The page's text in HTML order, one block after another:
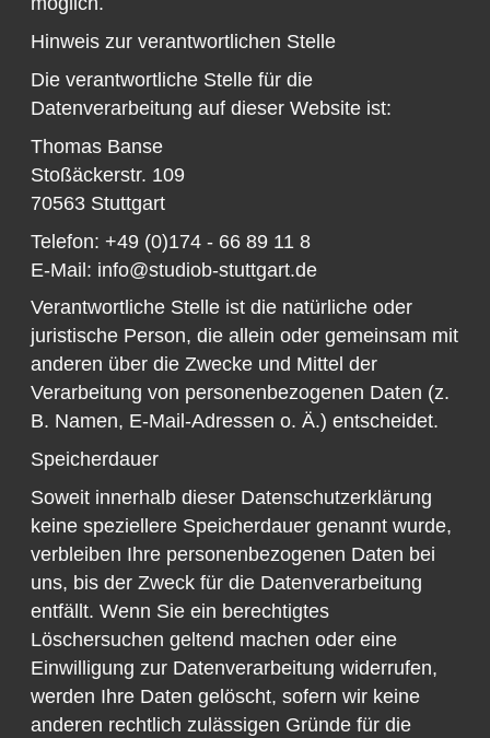
Hinweis zur verantwortlichen Stelle
Die verantwortliche Stelle für die
Datenverarbeitung auf dieser Website ist:
Thomas Banse
Stoßäckerstr. 109
70563 Stuttgart
Telefon: +49 (0)174 - 66 89 11 8
E-Mail: info@studiob-stuttgart.de
Verantwortliche Stelle ist die natürliche oder
juristische Person, die allein oder gemeinsam mit
anderen über die Zwecke und Mittel der
Verarbeitung von personenbezogenen Daten (z.
B. Namen, E-Mail-Adressen o. Ä.) entscheidet.
Speicherdauer
Soweit innerhalb dieser Datenschutzerklärung
keine speziellere Speicherdauer genannt wurde,
verbleiben Ihre personenbezogenen Daten bei
uns, bis der Zweck für die Datenverarbeitung
entfällt. Wenn Sie ein berechtigtes
Löschersuchen geltend machen oder eine
Einwilligung zur Datenverarbeitung widerrufen,
werden Ihre Daten gelöscht, sofern wir keine
anderen rechtlich zulässigen Gründe für die